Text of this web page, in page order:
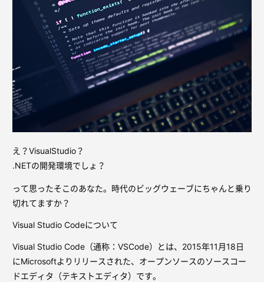
え？VisualStudio？
.NETの開発環境でしょ？
って思ったそこのあなた。時代のビッグウェーブにちゃんと乗り
切れてますか？
Visual Studio Codeについて
Visual Studio Code（通称：VSCode）とは、2015年11月18日
にMicrosoftよりリリースされた、オープンソースのソースコー
ドエディタ（テキストエディタ）です。